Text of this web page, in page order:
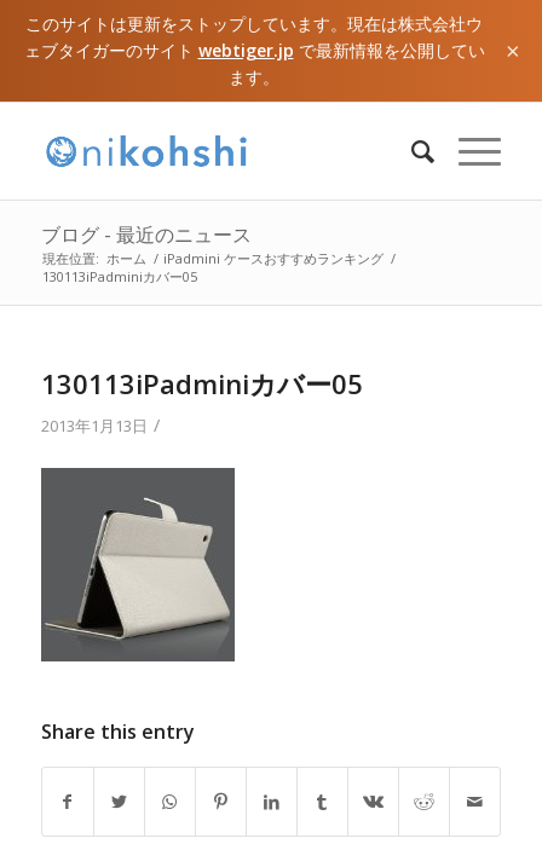
このサイトは更新をストップしています。現在は株式会社ウ
ェブタイガーのサイト webtiger.jp で最新情報を公開してい
ます。
×
ブログ - 最近のニュース
現在位置: ホーム / iPadmini ケースおすすめランキング /
130113iPadminiカバー05
130113iPadminiカバー05
2013年1月13日 /
Share this entry